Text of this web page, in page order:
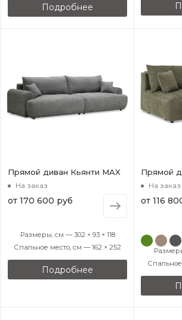
Подробнее
Прямой диван Кьянти MAX
На заказ
от 170 600 руб
Размеры, см — 302 × 93 × 118
Спальное место, см — 162 × 252
Подробнее
Прямой
На заказ
от 116
Спальное